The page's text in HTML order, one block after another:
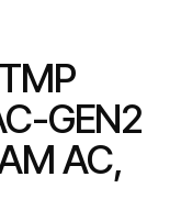
GEN2
AC,